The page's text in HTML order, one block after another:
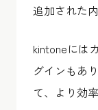
追加された
kintoneには
グインもあ
て、より効